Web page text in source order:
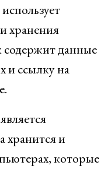
хранения
данные
и ссылку на
хранится и
которые